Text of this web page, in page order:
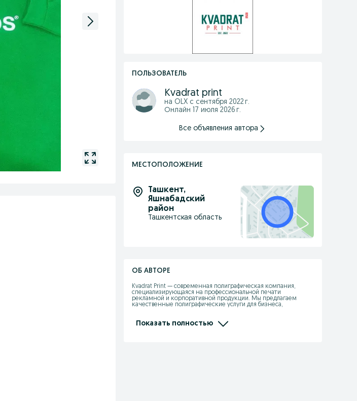
ПОЛЬЗОВАТЕЛЬ
Kvadrat print
на OLX с сентября 2022 г.
Онлайн 17 июля 2026 г.
Все объявления автора
МЕСТОПОЛОЖЕНИЕ
Ташкент,
Яшнабадский
район
Ташкентская область
ОБ АВТОРЕ
Kvadrat Print — современная полиграфическая компания,
специализирующаяся на профессиональной печати
рекламной и корпоративной продукции. Мы предлагаем
качественные полиграфические услуги для бизнеса,
Наша компания выполняет полный цикл работ: от разработки
дизайна до готовой печатной продукции. Используем
Показать полностью